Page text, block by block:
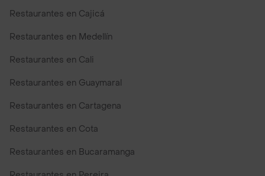
Restaurantes en Cajicá
Restaurantes en Medellín
Restaurantes en Cali
Restaurantes en Guaymaral
Restaurantes en Cartagena
Restaurantes en Cota
Restaurantes en Bucaramanga